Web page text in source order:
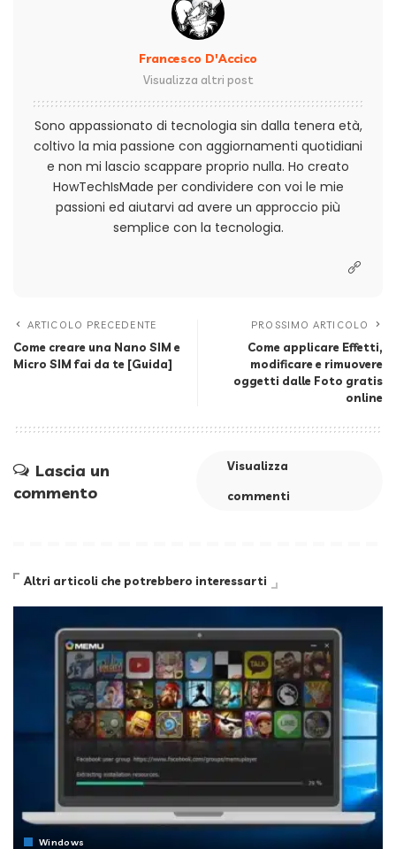
Francesco D'Accico
Visualizza altri post
Sono appassionato di tecnologia sin dalla tenera età,
coltivo la mia passione con aggiornamenti quotidiani
e non mi lascio scappare proprio nulla. Ho creato
HowTechIsMade per condividere con voi le mie
passioni ed aiutarvi ad avere un approccio più
semplice con la tecnologia.
ARTICOLO PRECEDENTE
Come creare una Nano SIM e
Micro SIM fai da te [Guida]
PROSSIMO ARTICOLO
Come applicare Effetti,
modificare e rimuovere
oggetti dalle Foto gratis
online
Lascia un
commento
Visualizza
commenti
Altri articoli che potrebbero interessarti
Windows